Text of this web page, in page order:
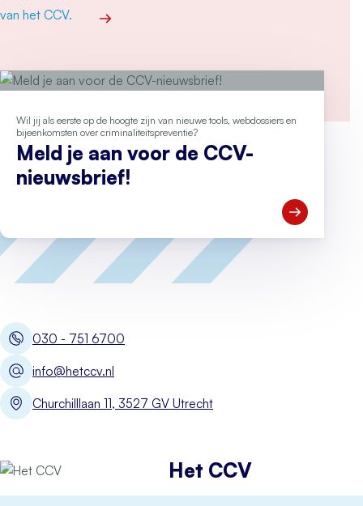
Wil jij als eerste op de hoogte zijn van nieuwe tools, webdossiers en
bijeenkomsten over criminaliteitspreventie?
Meld je aan voor de CCV-
nieuwsbrief!
Open Meld
030 - 751 6700
info@hetccv.nl
Churchilllaan 11, 3527 GV Utrecht
Het CCV